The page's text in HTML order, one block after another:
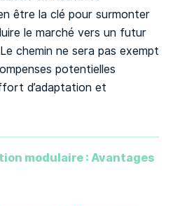
être la clé pour surmonter
le marché vers un futur
chemin ne sera pas exempt
potentielles
d’adaptation et
modulaire : Avantages